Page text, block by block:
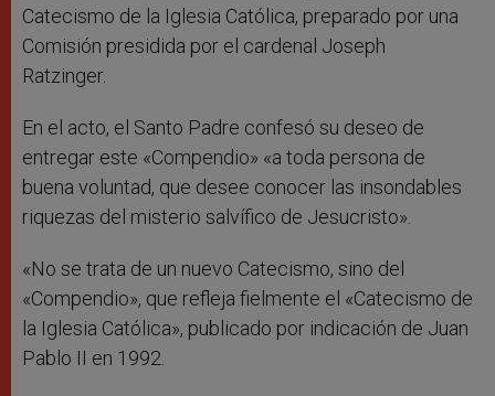
Catecismo de la Iglesia Católica, preparado por una
Comisión presidida por el cardenal Joseph
Ratzinger.
En el acto, el Santo Padre confesó su deseo de
entregar este «Compendio» «a toda persona de
buena voluntad, que desee conocer las insondables
riquezas del misterio salvífico de Jesucristo».
«No se trata de un nuevo Catecismo, sino del
«Compendio», que refleja fielmente el «Catecismo de
la Iglesia Católica», publicado por indicación de Juan
Pablo II en 1992.